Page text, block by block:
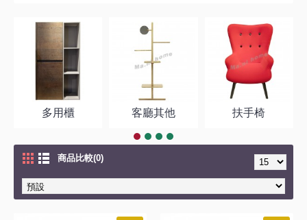
多用櫃 客廳其他 扶手椅
商品比較(0)